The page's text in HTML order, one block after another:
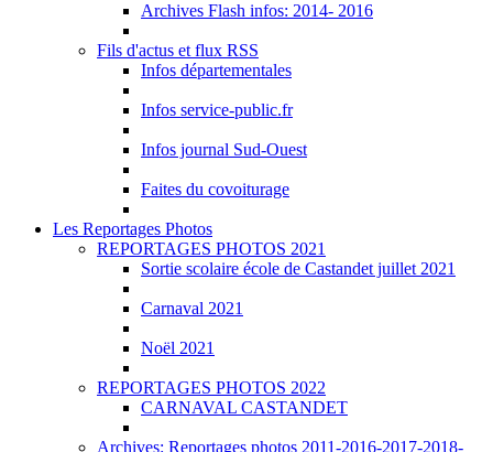
Archives Flash infos: 2014- 2016
Fils d'actus et flux RSS
Infos départementales
Infos service-public.fr
Infos journal Sud-Ouest
Faites du covoiturage
Les Reportages Photos
REPORTAGES PHOTOS 2021
Sortie scolaire école de Castandet juillet 2021
Carnaval 2021
Noël 2021
REPORTAGES PHOTOS 2022
CARNAVAL CASTANDET
Archives: Reportages photos 2011-2016-2017-2018-